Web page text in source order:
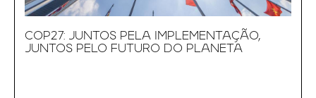
COP27: JUNTOS PELA IMPLEMENTAÇÃO,
JUNTOS PELO FUTURO DO PLANETA